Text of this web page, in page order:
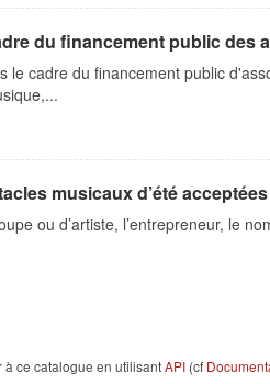
du financement public des
le cadre du financement public
musicaux d’été
ou d’artiste, l’entrepreneur, le
ce catalogue en utilisantAPI (cf